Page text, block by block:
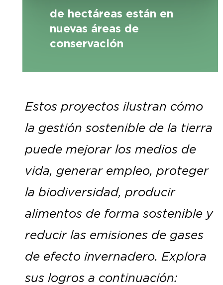
de hectáreas están en
nuevas áreas de
conservación
Estos proyectos ilustran cómo
la gestión sostenible de la tierra
puede mejorar los medios de
vida, generar empleo, proteger
la biodiversidad, producir
alimentos de forma sostenible y
reducir las emisiones de gases
de efecto invernadero. Explora
sus logros a continuación: